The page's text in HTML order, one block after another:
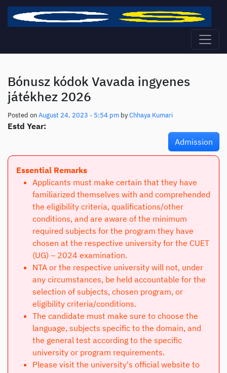
Skip to main content
Bónusz kódok Vavada ingyenes
játékhez 2026
Posted onAugust 24, 2023 - 5:54 pm byChhaya Kumari
Estd Year:
Admission
Essential Remarks
Applicants must make certain that they have
familiarized themselves with and comprehended
the eligibility criteria, qualifications/other
conditions, and are aware of the minimum
required subjects for the program they have
chosen at the respective university for the CUET
(UG) – 2024 examination.
NTA or the respective university will not, under
any circumstances, be held accountable for the
selection of subjects, chosen program, or
eligibility criteria/conditions.
The candidate must make sure to choose the
language, subjects specific to the domain, and
the general test according to the specific
university or program requirements.
Please visit the university's official website to